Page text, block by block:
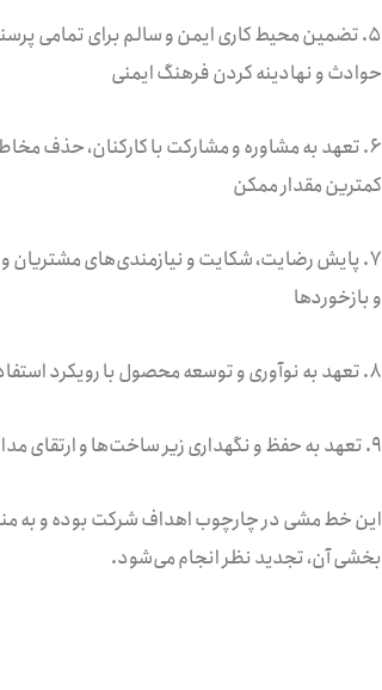
۵. تضمین محیط کاری ایمن و سالم برای تمامی
حوادث و نهادینه کردن فرهنگ ایمنی
۶. تعهد به مشاوره و مشارکت با کارکنان، حذف
کمترین مقدار ممکن
۷. پایش رضایت، شکایت و نیازمندی‌های مشتریان
و بازخورد‌ها
۸. تعهد به نوآوری و توسعه محصول با رویکرد استفاده از منابع و ظرفیت‌های داخلی و بهره‌گیری از فرآیند‌های نوین
۹. تعهد به حفظ و نگهداری زیر ساخت‌ها و ارتقای مداوم آن‌ها
این خط مشی در چارچوب اهداف شرکت بوده و به
بخشی آن، تجدید نظر انجام می‌شود.